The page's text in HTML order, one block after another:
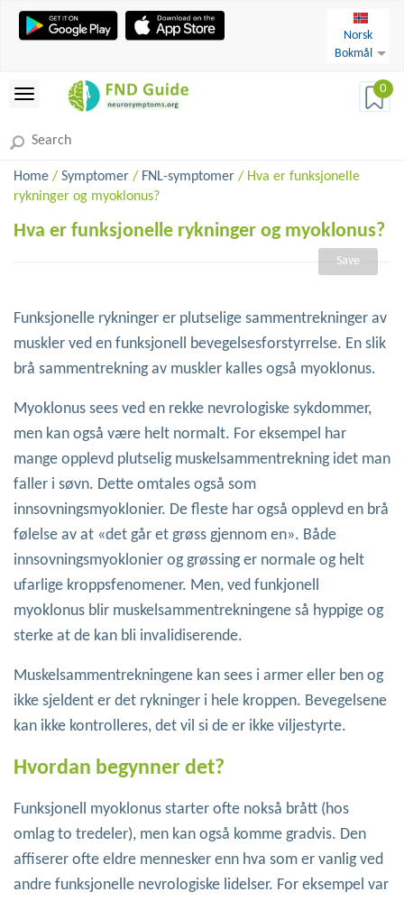
Norsk
Bokmål
0
Home / Symptomer / FNL-symptomer / Hva er funksjonelle
rykninger og myoklonus?
Hva er funksjonelle rykninger og myoklonus?
Save
Funksjonelle rykninger er plutselige sammentrekninger av
muskler ved en funksjonell bevegelsesforstyrrelse. En slik
brå sammentrekning av muskler kalles også myoklonus.
Myoklonus sees ved en rekke nevrologiske sykdommer,
men kan også være helt normalt. For eksempel har
mange opplevd plutselig muskelsammentrekning idet man
faller i søvn. Dette omtales også som
innsovningsmyoklonier. De fleste har også opplevd en brå
følelse av at «det går et grøss gjennom en». Både
innsovningsmyoklonier og grøssing er normale og helt
ufarlige kroppsfenomener. Men, ved funkjonell
myoklonus blir muskelsammentrekningene så hyppige og
sterke at de kan bli invalidiserende.
Muskelsammentrekningene kan sees i armer eller ben og
ikke sjeldent er det rykninger i hele kroppen. Bevegelsene
kan ikke kontrolleres, det vil si de er ikke viljestyrte.
Hvordan begynner det?
Funksjonell myoklonus starter ofte nokså brått (hos
omlag to tredeler), men kan også komme gradvis. Den
affiserer ofte eldre mennesker enn hva som er vanlig ved
andre funksjonelle nevrologiske lidelser. For eksempel var